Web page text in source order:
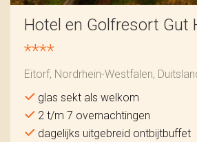
Hotel en Golfresort Gut
****
Eitorf, Nordrhein-Westfalen,
glas sekt als welkom
2 t/m 7 overnachtingen
dagelijks uitgebreid ontbijtbuffet